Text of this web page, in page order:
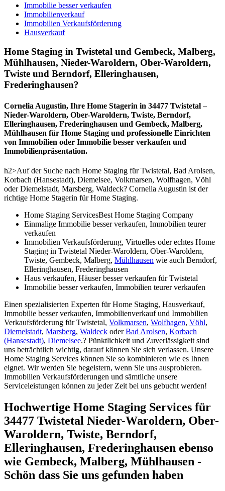
Immobilie besser verkaufen
Immobilienverkauf
Immobilien Verkaufsförderung
Hausverkauf
Home Staging in Twistetal und Gembeck, Malberg,
Mühlhausen, Nieder-Waroldern, Ober-Waroldern,
Twiste und Berndorf, Elleringhausen,
Frederinghausen?
Cornelia Augustin, Ihre Home Stagerin in 34477 Twistetal –
Nieder-Waroldern, Ober-Waroldern, Twiste, Berndorf,
Elleringhausen, Frederinghausen und Gembeck, Malberg,
Mühlhausen für Home Staging und professionelle Einrichten
von Immobilien oder Immobilie besser verkaufen und
Immobilienpräsentation.
h2>Auf der Suche nach Home Staging für Twistetal, Bad Arolsen,
Korbach (Hansestadt), Diemelsee, Volkmarsen, Wolfhagen, Vöhl
oder Diemelstadt, Marsberg, Waldeck? Cornelia Augustin ist der
richtige Home Stagerin für Home Staging.
Home Staging ServicesBest Home Staging Company
Einmalige Immobilie besser verkaufen, Immobilien teurer
verkaufen
Immobilien Verkaufsförderung, Virtuelles oder echtes Home
Staging in Twistetal Nieder-Waroldern, Ober-Waroldern,
Twiste, Gembeck, Malberg, Mühlhausen wie auch Berndorf,
Elleringhausen, Frederinghausen
Haus verkaufen, Häuser besser verkaufen für Twistetal
Immobilie besser verkaufen, Immobilien teurer verkaufen
Einen spezialisierten Experten für Home Staging, Hausverkauf,
Immobilie besser verkaufen, Immobilienverkauf und Immobilien
Verkaufsförderung für Twistetal, Volkmarsen, Wolfhagen, Vöhl,
Diemelstadt, Marsberg, Waldeck oderBad Arolsen, Korbach
(Hansestadt), Diemelsee.? Pünktlichkeit und Zuverlässigkeit sind
uns beträchtlich wichtig, darauf können Sie sich verlassen. Unsere
Home Staging Services können Sie so kombinieren wie es Ihnen
eignet. Wir werden Sie begeistern, wenn Sie uns ausprobieren.
Immobilien Verkaufsförderungen und sämtliche unsere
Serviceleistungen können zu jeder Zeit bei uns gebucht werden!
Hochwertige Home Staging Services für
34477 Twistetal Nieder-Waroldern, Ober-
Waroldern, Twiste, Berndorf,
Elleringhausen, Frederinghausen ebenso
wie Gembeck, Malberg, Mühlhausen -
Schön dass Sie uns gefunden haben